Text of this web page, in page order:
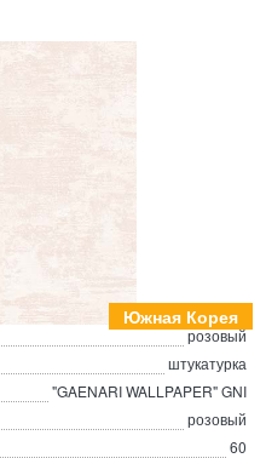
Южная Корея
розовый
штукатурка
"GAENARI WALLPAPER" GNI
розовый
60